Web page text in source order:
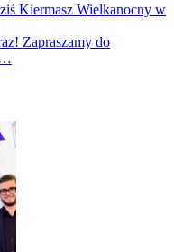
Kiermasz Wielkanocny w
Zapraszamy do